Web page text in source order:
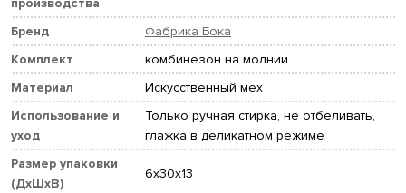
производства
Бренд
Фабрика Бока
Комплект
комбинезон на молнии
Материал
Искусственный мех
Использование и
уход
Только ручная стирка, не отбеливать,
глажка в деликатном режиме
Размер упаковки
(ДхШхВ)
6x30x13